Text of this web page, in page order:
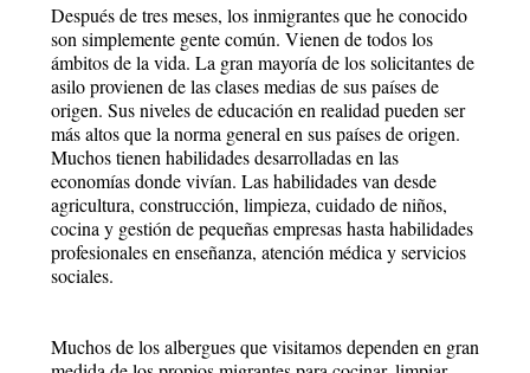
Después de tres meses, los inmigrantes que he conocido
son simplemente gente común. Vienen de todos los
ámbitos de la vida. La gran mayoría de los solicitantes de
asilo provienen de las clases medias de sus países de
origen. Sus niveles de educación en realidad pueden ser
más altos que la norma general en sus países de origen.
Muchos tienen habilidades desarrolladas en las
economías donde vivían. Las habilidades van desde
agricultura, construcción, limpieza, cuidado de niños,
cocina y gestión de pequeñas empresas hasta habilidades
profesionales en enseñanza, atención médica y servicios
sociales.
Muchos de los albergues que visitamos dependen en gran